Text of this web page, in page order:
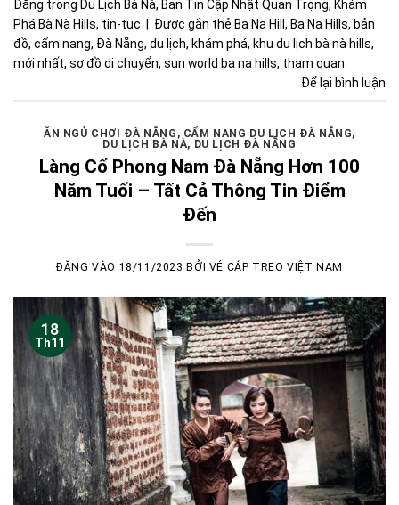
Đăng trong Du Lịch Bà Nà, Bản Tin Cập Nhật Quan Trọng, Khám
Phá Bà Nà Hills, tin-tuc Được gắn thẻ Ba Na Hill , Ba Na Hills, bản
đồ, cẩm nang, Đà Nẵng, du lịch, khám phá, khu du lịch bà nà hills,
mới nhất, sơ đồ di chuyển, sun world ba na hills, tham quan
Để lại bình luận
ĂN NGỦ CHƠI ĐÀ NẴNG , CẨM NANG DU LỊCH ĐÀ NẴNG,
DU LỊCH BÀ NÀ, DU LỊCH ĐÀ NẴNG
Làng Cổ Phong Nam Đà Nẵng Hơn 100
Năm Tuổi – Tất Cả Thông Tin Điểm
Đến
ĐĂNG VÀO 18/11/2023 BỞI VÉ CÁP TREO VIỆT NAM
18
Th11